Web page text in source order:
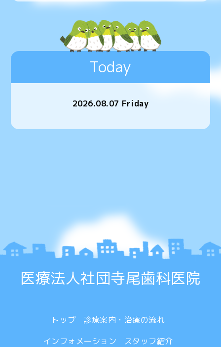
Today
2026.08.07 Friday
医療法人社団寺尾歯科医院
トップ
診療案内・治療の流れ
インフォメーション
スタッフ紹介